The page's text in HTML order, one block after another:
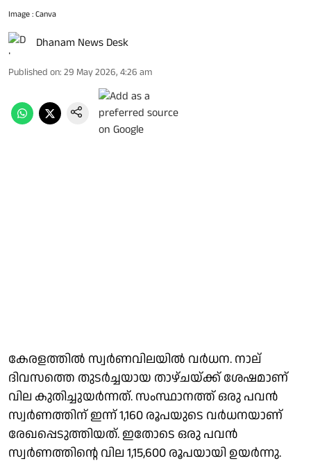
Image : Canva
Dhanam News Desk
Published on: 29 May 2026, 4:26 am
കേരളത്തില്‍ സ്വര്‍ണവിലയില്‍ വര്‍ധന. നാല്
ദിവസത്തെ തുടര്‍ച്ചയായ താഴ്ചയ്ക്ക് ശേഷമാണ്
വില കുതിച്ചുയര്‍ന്നത്. സംസ്ഥാനത്ത് ഒരു പവന്‍
സ്വര്‍ണത്തിന് ഇന്ന് 1,160 രൂപയുടെ വര്‍ധനയാണ്
രേഖപ്പെടുത്തിയത്. ഇതോടെ ഒരു പവന്‍
സ്വര്‍ണത്തിന്റെ വില 1,15,600 രൂപയായി ഉയര്‍ന്നു.